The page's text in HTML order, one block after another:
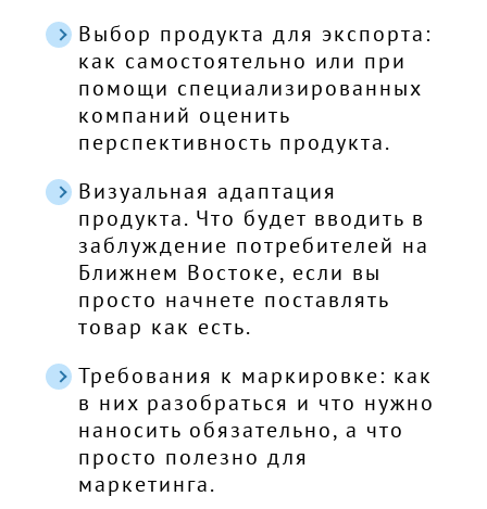
Выбор продукта для экспорта:
как самостоятельно или при
помощи специализированных
компаний оценить
перспективность продукта.
Визуальная адаптация
продукта. Что будет вводить в
заблуждение потребителей на
Ближнем Востоке, если вы
просто начнете поставлять
товар как есть.
Требования к маркировке: как
в них разобраться и что нужно
наносить обязательно, а что
просто полезно для
маркетинга.